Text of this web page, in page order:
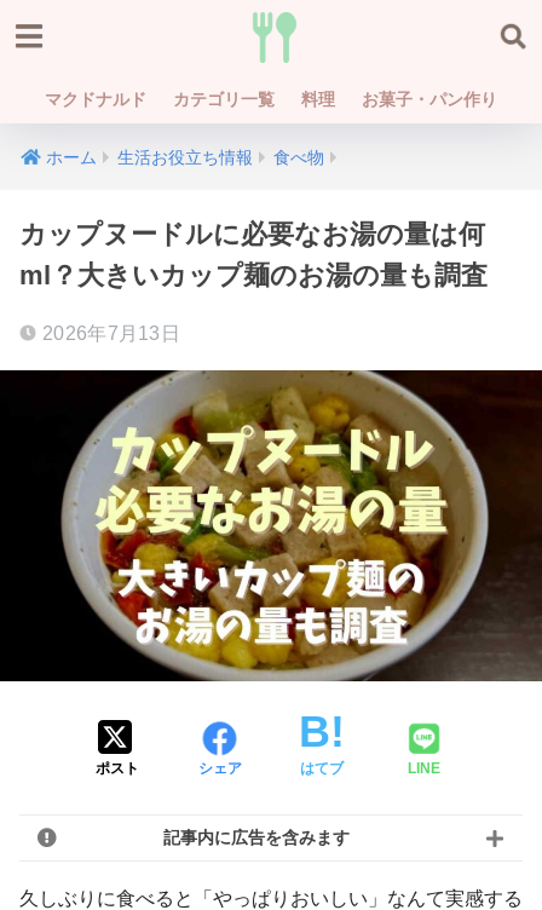
マクドナルド カテゴリ一覧 料理 お菓子・パン作り
ホーム 生活お役立ち情報 食べ物
カップヌードルに必要なお湯の量は何
ml？大きいカップ麺のお湯の量も調査
2026年7月13日
ポスト シェア はてブ LINE
記事内に広告を含みます
久しぶりに食べると「やっぱりおいしい」なんて実感する